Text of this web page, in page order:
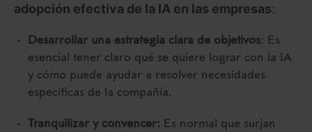
adopción efectiva de la IA en las empresas:
Desarrollar una estrategia clara de objetivos: Es
esencial tener claro qué se quiere lograr con la IA
y cómo puede ayudar a resolver necesidades
específicas de la compañía.
Tranquilizar y convencer: Es normal que surjan